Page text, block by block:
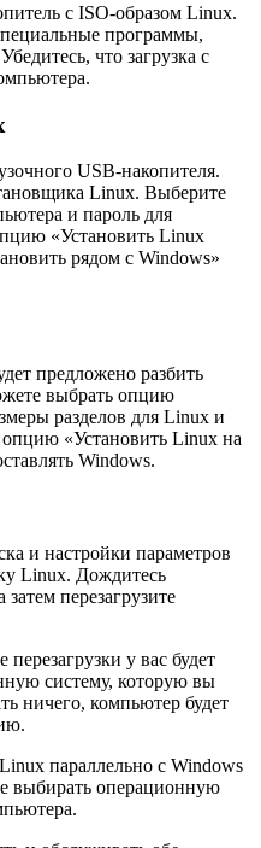
с ISO-образом Linux.
программы,
что загрузка с
USB-накопителя.
Linux. Выберите
и пароль для
«Установить Linux
рядом с Windows»
предложено разбить
выбрать опцию
разделов для Linux и
«Установить Linux на
Windows.
и настройки параметров
Linux. Дождитесь
перезагрузите
перезагрузки у вас будет
систему, которую вы
ничего, компьютер будет
параллельно с Windows
выбирать операционную